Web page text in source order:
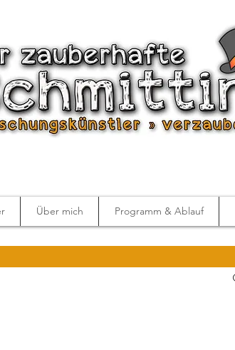
Über mich Programm & Ablauf